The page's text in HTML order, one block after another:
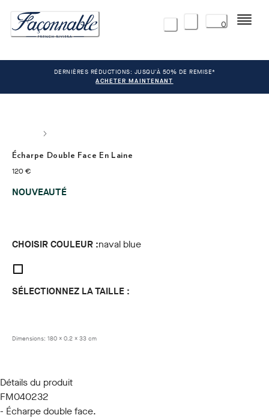
0 Menu
DERNIÈRES RÉDUCTIONS: JUSQU'À 50% DE REMISE*
ACHETER MAINTENANT
Écharpe Double Face En Laine
120 €
current price 120 €
NOUVEAUTÉ
CHOISIR COULEUR :naval blue
SÉLECTIONNEZ LA TAILLE :
Dimensions: 180 x 0.2 x 33 cm
Détails du produit
FM040232
- Écharpe double face.